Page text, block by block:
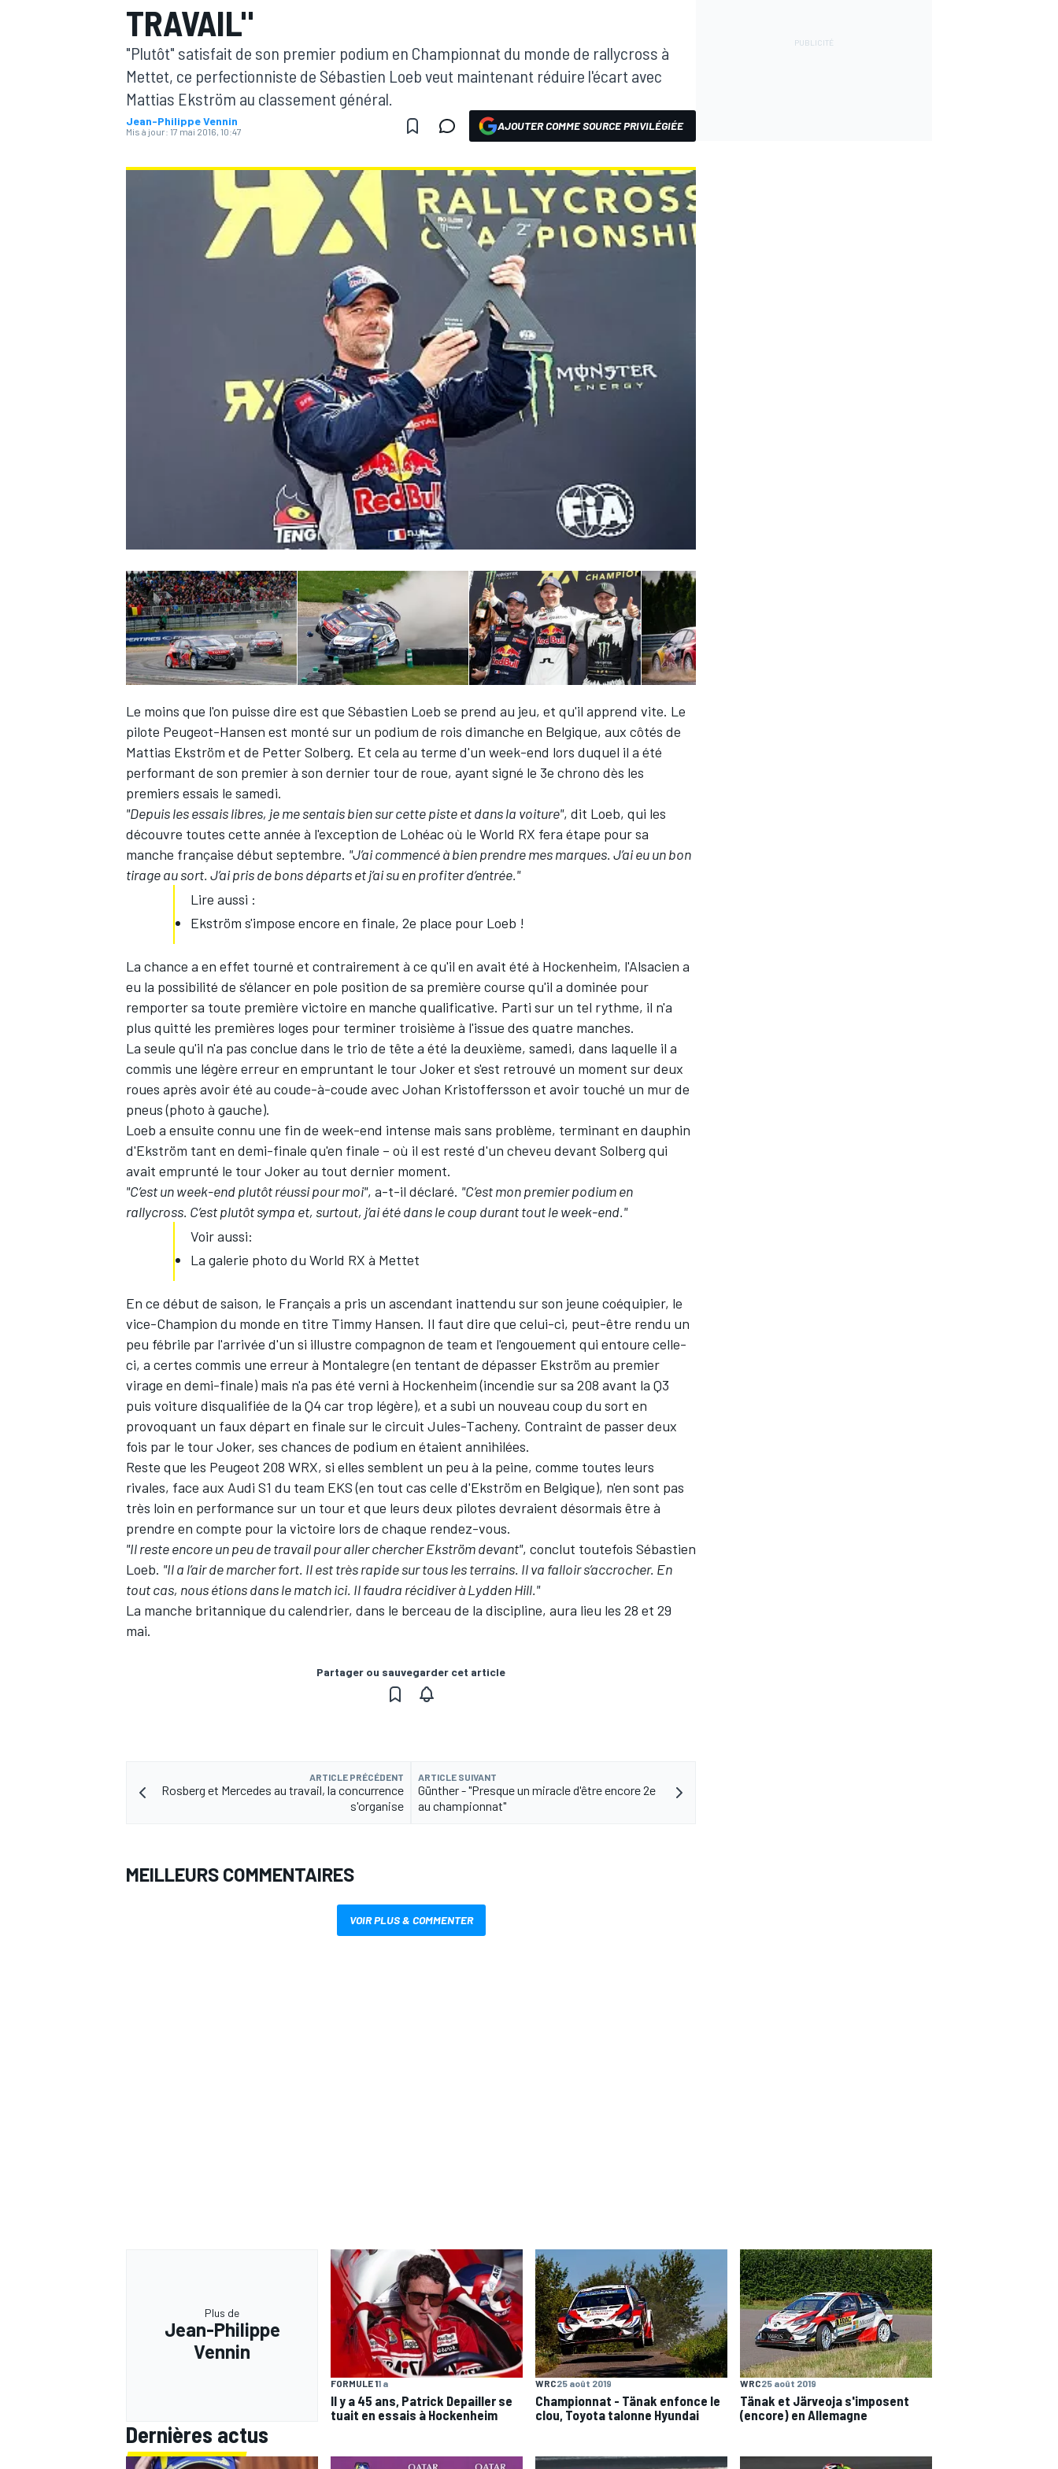
MOTOGP
WEC
AUTRES CHAMPIONNATS
TRAVAIL"
"Plutôt" satisfait de son premier podium en Championnat du monde de rallycross à
Mettet, ce perfectionniste de Sébastien Loeb veut maintenant réduire l'écart avec
Mattias Ekström au classement général.
Jean-Philippe Vennin
Mis à jour: 17 mai 2016, 10:47 AJOUTER COMME SOURCE PRIVILÉGIÉE
Le moins que l'on puisse dire est que Sébastien Loeb se prend au jeu, et qu'il apprend vite. Le
pilote Peugeot-Hansen est monté sur un podium de rois dimanche en Belgique, aux côtés de
Mattias Ekström et de Petter Solberg. Et cela au terme d'un week-end lors duquel il a été
performant de son premier à son dernier tour de roue, ayant signé le 3e chrono dès les
premiers essais le samedi.
"Depuis les essais libres, je me sentais bien sur cette piste et dans la voiture", dit Loeb, qui les
découvre toutes cette année à l'exception de Lohéac où le World RX fera étape pour sa
manche française début septembre. "J’ai commencé à bien prendre mes marques. J’ai eu un bon
tirage au sort. J’ai pris de bons départs et j’ai su en profiter d’entrée."
Lire aussi :
Ekström s'impose encore en finale, 2e place pour Loeb !
La chance a en effet tourné et contrairement à ce qu'il en avait été à Hockenheim, l'Alsacien a
eu la possibilité de s'élancer en pole position de sa première course qu'il a dominée pour
remporter sa toute première victoire en manche qualificative. Parti sur un tel rythme, il n'a
plus quitté les premières loges pour terminer troisième à l'issue des quatre manches.
La seule qu'il n'a pas conclue dans le trio de tête a été la deuxième, samedi, dans laquelle il a
commis une légère erreur en empruntant le tour Joker et s'est retrouvé un moment sur deux
roues après avoir été au coude-à-coude avec Johan Kristoffersson et avoir touché un mur de
pneus (photo à gauche).
Loeb a ensuite connu une fin de week-end intense mais sans problème, terminant en dauphin
d'Ekström tant en demi-finale qu'en finale – où il est resté d'un cheveu devant Solberg qui
avait emprunté le tour Joker au tout dernier moment.
"C’est un week-end plutôt réussi pour moi", a-t-il déclaré. "C’est mon premier podium en
rallycross. C’est plutôt sympa et, surtout, j’ai été dans le coup durant tout le week-end."
Voir aussi:
La galerie photo du World RX à Mettet
En ce début de saison, le Français a pris un ascendant inattendu sur son jeune coéquipier, le
vice-Champion du monde en titre Timmy Hansen. Il faut dire que celui-ci, peut-être rendu un
peu fébrile par l'arrivée d'un si illustre compagnon de team et l'engouement qui entoure celle-
ci, a certes commis une erreur à Montalegre (en tentant de dépasser Ekström au premier
virage en demi-finale) mais n'a pas été verni à Hockenheim (incendie sur sa 208 avant la Q3
puis voiture disqualifiée de la Q4 car trop légère), et a subi un nouveau coup du sort en
provoquant un faux départ en finale sur le circuit Jules-Tacheny. Contraint de passer deux
fois par le tour Joker, ses chances de podium en étaient annihilées.
Reste que les Peugeot 208 WRX, si elles semblent un peu à la peine, comme toutes leurs
rivales, face aux Audi S1 du team EKS (en tout cas celle d'Ekström en Belgique), n'en sont pas
très loin en performance sur un tour et que leurs deux pilotes devraient désormais être à
prendre en compte pour la victoire lors de chaque rendez-vous.
"Il reste encore un peu de travail pour aller chercher Ekström devant", conclut toutefois Sébastien
Loeb. "Il a l’air de marcher fort. Il est très rapide sur tous les terrains. Il va falloir s’accrocher. En
tout cas, nous étions dans le match ici. Il faudra récidiver à Lydden Hill."
La manche britannique du calendrier, dans le berceau de la discipline, aura lieu les 28 et 29
mai.
Partager ou sauvegarder cet article
ARTICLE PRÉCÉDENT
Rosberg et Mercedes au travail, la concurrence
s'organise
ARTICLE SUIVANT
Günther - "Presque un miracle d'être encore 2e
au championnat"
MEILLEURS COMMENTAIRES
VOIR PLUS & COMMENTER
Plus de
Jean-Philippe
Vennin
FORMULE 11 a
Il y a 45 ans, Patrick Depailler se
tuait en essais à Hockenheim
WRC25 août 2019
Championnat - Tänak enfonce le
clou, Toyota talonne Hyundai
WRC25 août 2019
Tänak et Järveoja s'imposent
(encore) en Allemagne
Dernières actus